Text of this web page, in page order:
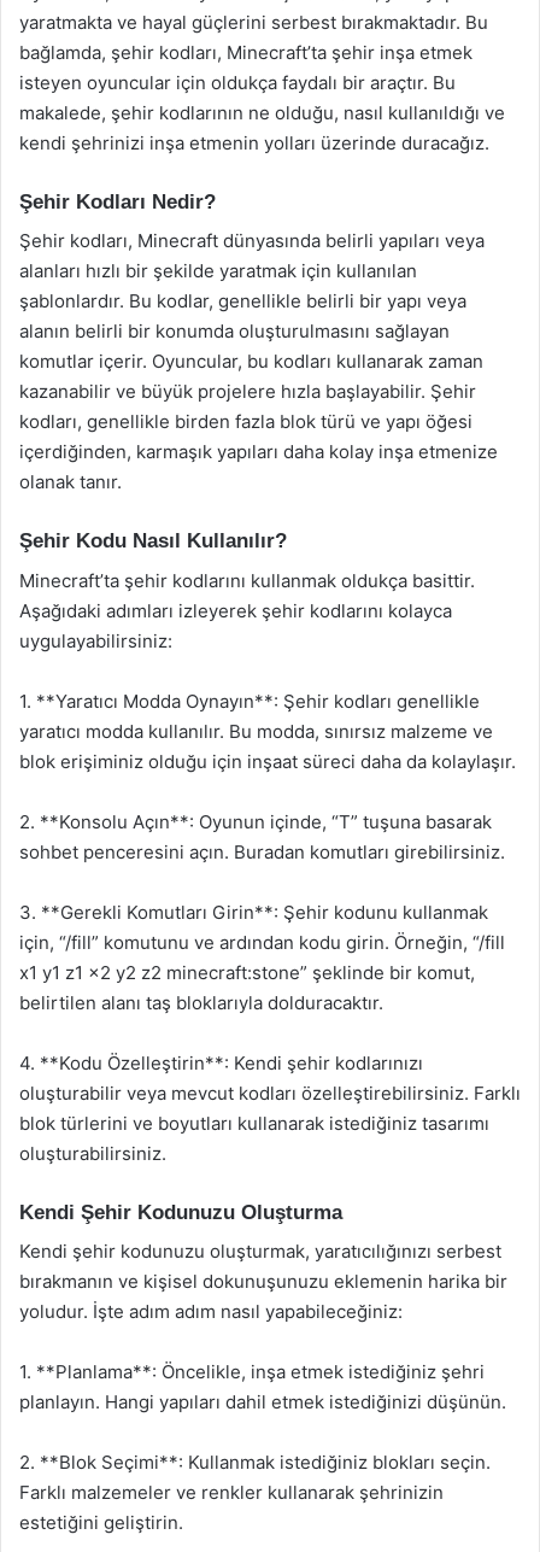
yaratmakta ve hayal güçlerini serbest bırakmaktadır. Bu
bağlamda, şehir kodları, Minecraft’ta şehir inşa etmek
isteyen oyuncular için oldukça faydalı bir araçtır. Bu
makalede, şehir kodlarının ne olduğu, nasıl kullanıldığı ve
kendi şehrinizi inşa etmenin yolları üzerinde duracağız.
Şehir Kodları Nedir?
Şehir kodları, Minecraft dünyasında belirli yapıları veya
alanları hızlı bir şekilde yaratmak için kullanılan
şablonlardır. Bu kodlar, genellikle belirli bir yapı veya
alanın belirli bir konumda oluşturulmasını sağlayan
komutlar içerir. Oyuncular, bu kodları kullanarak zaman
kazanabilir ve büyük projelere hızla başlayabilir. Şehir
kodları, genellikle birden fazla blok türü ve yapı öğesi
içerdiğinden, karmaşık yapıları daha kolay inşa etmenize
olanak tanır.
Şehir Kodu Nasıl Kullanılır?
Minecraft’ta şehir kodlarını kullanmak oldukça basittir.
Aşağıdaki adımları izleyerek şehir kodlarını kolayca
uygulayabilirsiniz:
1. **Yaratıcı Modda Oynayın**: Şehir kodları genellikle
yaratıcı modda kullanılır. Bu modda, sınırsız malzeme ve
blok erişiminiz olduğu için inşaat süreci daha da kolaylaşır.
2. **Konsolu Açın**: Oyunun içinde, “T” tuşuna basarak
sohbet penceresini açın. Buradan komutları girebilirsiniz.
3. **Gerekli Komutları Girin**: Şehir kodunu kullanmak
için, “/fill” komutunu ve ardından kodu girin. Örneğin, “/fill
x1 y1 z1 x2 y2 z2 minecraft:stone” şeklinde bir komut,
belirtilen alanı taş bloklarıyla dolduracaktır.
4. **Kodu Özelleştirin**: Kendi şehir kodlarınızı
oluşturabilir veya mevcut kodları özelleştirebilirsiniz. Farklı
blok türlerini ve boyutları kullanarak istediğiniz tasarımı
oluşturabilirsiniz.
Kendi Şehir Kodunuzu Oluşturma
Kendi şehir kodunuzu oluşturmak, yaratıcılığınızı serbest
bırakmanın ve kişisel dokunuşunuzu eklemenin harika bir
yoludur. İşte adım adım nasıl yapabileceğiniz:
1. **Planlama**: Öncelikle, inşa etmek istediğiniz şehri
planlayın. Hangi yapıları dahil etmek istediğinizi düşünün.
2. **Blok Seçimi**: Kullanmak istediğiniz blokları seçin.
Farklı malzemeler ve renkler kullanarak şehrinizin
estetiğini geliştirin.